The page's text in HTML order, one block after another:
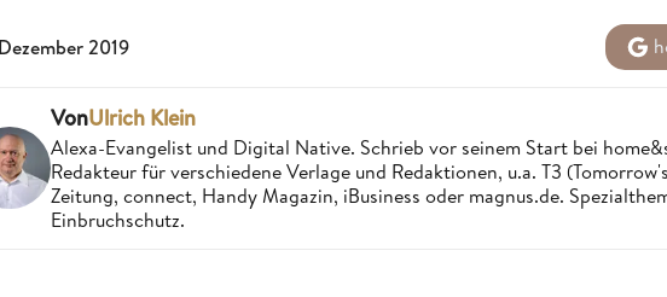
2019
VonUlrich Klein
Alexa-Evangelist und Digital Native. Schrieb vor seinem Start bei
Redakteur für verschiedene Verlage und Redaktionen, u.a. T3
Zeitung, connect, Handy Magazin, iBusiness oder magnus.de.
Einbruchschutz.